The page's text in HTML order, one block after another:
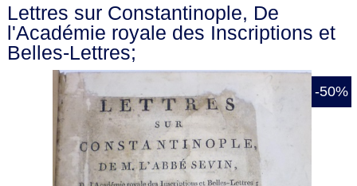
Lettres sur Constantinople, De
l'Académie royale des Inscriptions et
Belles-Lettres;
-50%